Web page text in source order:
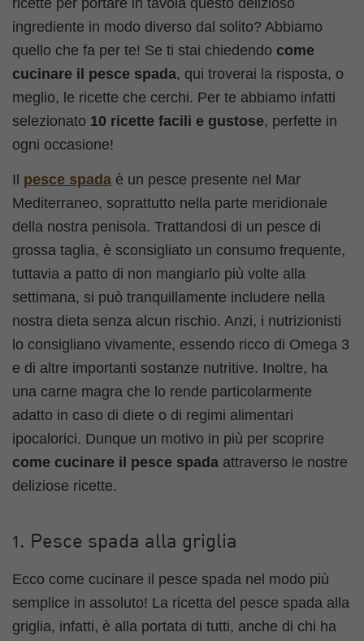
ricette per portare in tavola questo delizioso
ingrediente in modo diverso dal solito? Abbiamo
quello che fa per te! Se ti stai chiedendo come
cucinare il pesce spada, qui troverai la risposta, o
meglio, le ricette che cerchi. Per te abbiamo infatti
selezionato 10 ricette facili e gustose, perfette in
ogni occasione!
Il pesce spada è un pesce presente nel Mar
Mediterraneo, soprattutto nella parte meridionale
della nostra penisola. Trattandosi di un pesce di
grossa taglia, è sconsigliato un consumo frequente,
tuttavia a patto di non mangiarlo più volte alla
settimana, si può tranquillamente includere nella
nostra dieta senza alcun rischio. Anzi, i nutrizionisti
lo consigliano vivamente, essendo ricco di Omega 3
e di altre importanti sostanze nutritive. Inoltre, ha
una carne magra che lo rende particolarmente
adatto in caso di diete o di regimi alimentari
ipocalorici. Dunque un motivo in più per scoprire
come cucinare il pesce spada attraverso le nostre
deliziose ricette.
1. Pesce spada alla griglia
Ecco come cucinare il pesce spada nel modo più
semplice in assoluto! La ricetta del pesce spada alla
griglia, infatti, è alla portata di tutti, anche di chi ha